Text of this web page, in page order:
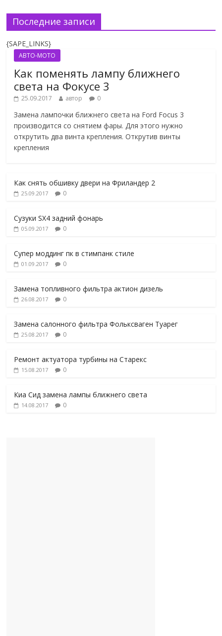
Последние записи
{SAPE_LINKS}
АВТО-МОТО
Как поменять лампу ближнего
света на Фокусе 3
25.09.2017 автор 0
Замена лампочки ближнего света на Ford Focus 3
производится со снятием фары. Для этого нужно
открутить два винта крепления. Открутив винты
крепления
Как снять обшивку двери на Фриландер 2
25.09.2017 0
Сузуки SX4 задний фонарь
05.09.2017 0
Супер моддинг пк в стимпанк стиле
01.09.2017 0
Замена топливного фильтра актион дизель
26.08.2017 0
Замена салонного фильтра Фольксваген Туарег
25.08.2017 0
Ремонт актуатора турбины на Старекс
15.08.2017 0
Киа Сид замена лампы ближнего света
14.08.2017 0